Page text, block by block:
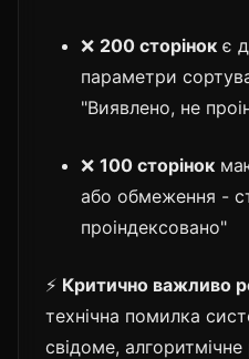
❌ 200 сторінок є
параметри
"Виявлено, не
❌ 100 сторінок
або обмеження -
проіндексовано"
⚡ Критично важливо
технічна помилка
свідоме,